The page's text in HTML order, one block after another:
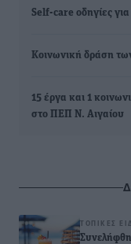
Self-care οδηγίες
Κοινωνική δράση
15 έργα και 1
στο ΠΕΠ Ν. Αιγαίου
ΤΟΠΙΚΈΣ
Συνελήφθη